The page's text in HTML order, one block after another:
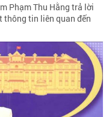
Phạm Thu Hằng trả lời
thông tin liên quan đến